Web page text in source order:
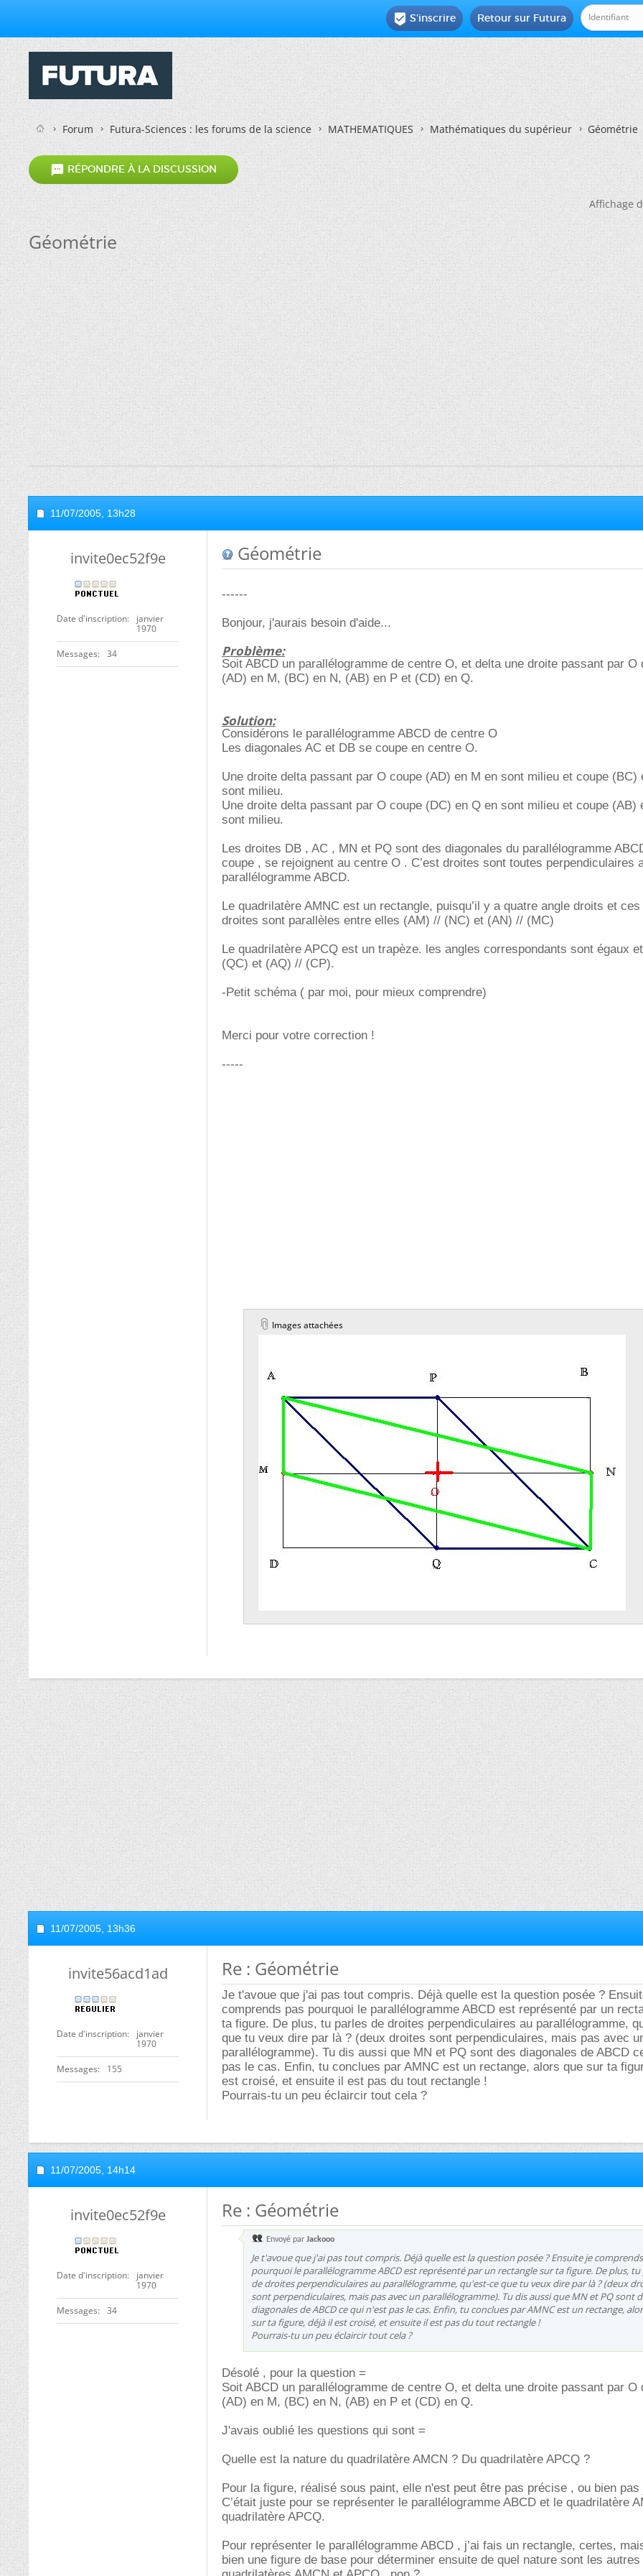
Retour sur Futura
 S'inscrire
Forum Futura-Sciences : les forums de la science MATHEMATIQUES Mathématiques du supérieur Géométrie
 RÉPONDRE À LA DISCUSSION
Affichage
Géométrie
11/07/2005, 13h28
invite0ec52f9e
Date d'inscription
janvier
1970
Messages 34
Géométrie
------
Bonjour, j'aurais besoin d'aide...
Problème:
Soit ABCD un parallélogramme de centre O, et delta une droite passant par O
(AD) en M, (BC) en N, (AB) en P et (CD) en Q.
Solution:
Considérons le parallélogramme ABCD de centre O
Les diagonales AC et DB se coupe en centre O.
Une droite delta passant par O coupe (AD) en M en sont milieu et coupe (BC)
sont milieu.
Une droite delta passant par O coupe (DC) en Q en sont milieu et coupe (AB)
sont milieu.
Les droites DB , AC , MN et PQ sont des diagonales du parallélogramme
coupe , se rejoignent au centre O . C’est droites sont toutes perpendiculaires
parallélogramme ABCD.
Le quadrilatère AMNC est un rectangle, puisqu’il y a quatre angle droits et
droites sont parallèles entre elles (AM) // (NC) et (AN) // (MC)
Le quadrilatère APCQ est un trapèze. les angles correspondants sont égaux
(QC) et (AQ) // (CP).
-Petit schéma ( par moi, pour mieux comprendre)
Merci pour votre correction !
-----
Images attachées
11/07/2005, 13h36
invite56acd1ad
Date d'inscription
janvier
1970
Messages 155
Re : Géométrie
Je t'avoue que j'ai pas tout compris. Déjà quelle est la question posée ?
comprends pas pourquoi le parallélogramme ABCD est représenté par un
ta figure. De plus, tu parles de droites perpendiculaires au parallélogramme,
que tu veux dire par là ? (deux droites sont perpendiculaires, mais pas avec
parallélogramme). Tu dis aussi que MN et PQ sont des diagonales de ABCD
pas le cas. Enfin, tu conclues par AMNC est un rectange, alors que sur ta
est croisé, et ensuite il est pas du tout rectangle !
Pourrais-tu un peu éclaircir tout cela ?
11/07/2005, 14h14
invite0ec52f9e
Date d'inscription
janvier
1970
Messages 34
Re : Géométrie
Envoyé par Jackooo
Je t'avoue que j'ai pas tout compris. Déjà quelle est la question posée ? Ensuite je
pourquoi le parallélogramme ABCD est représenté par un rectangle sur ta figure. De plus, tu
de droites perpendiculaires au parallélogramme, qu'est-ce que tu veux dire par là ? (deux
sont perpendiculaires, mais pas avec un parallélogramme). Tu dis aussi que MN et PQ sont
diagonales de ABCD ce qui n'est pas le cas. Enfin, tu conclues par AMNC est un rectange,
sur ta figure, déjà il est croisé, et ensuite il est pas du tout rectangle !
Pourrais-tu un peu éclaircir tout cela ?
Désolé , pour la question =
Soit ABCD un parallélogramme de centre O, et delta une droite passant par O
(AD) en M, (BC) en N, (AB) en P et (CD) en Q.
J'avais oublié les questions qui sont =
Quelle est la nature du quadrilatère AMCN ? Du quadrilatère APCQ ?
Pour la figure, réalisé sous paint, elle n'est peut être pas précise , ou bien
C’était juste pour se représenter le parallélogramme ABCD et le quadrilatère
quadrilatère APCQ.
Pour représenter le parallélogramme ABCD , j’ai fais un rectangle, certes,
bien une figure de base pour déterminer ensuite de quel nature sont les autres